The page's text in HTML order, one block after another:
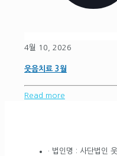
4월 10, 2026
웃음치료 3월
Read more
· 법인명 : 사단법인